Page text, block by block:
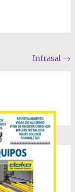
Infrasal →